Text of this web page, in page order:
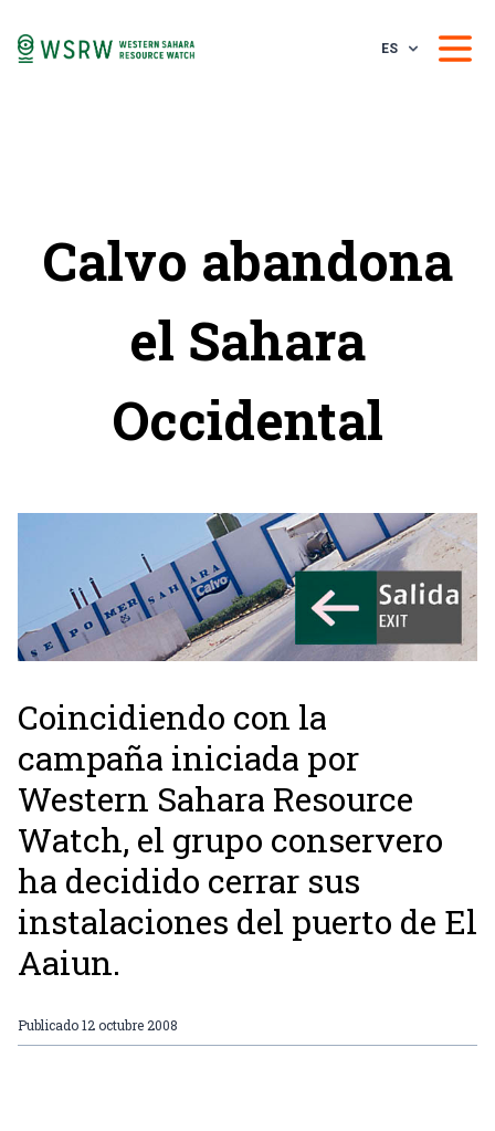
ES
Calvo abandona
el Sahara
Occidental
Coincidiendo con la
campaña iniciada por
Western Sahara Resource
Watch, el grupo conservero
ha decidido cerrar sus
instalaciones del puerto de El
Aaiun.
Publicado12 octubre 2008